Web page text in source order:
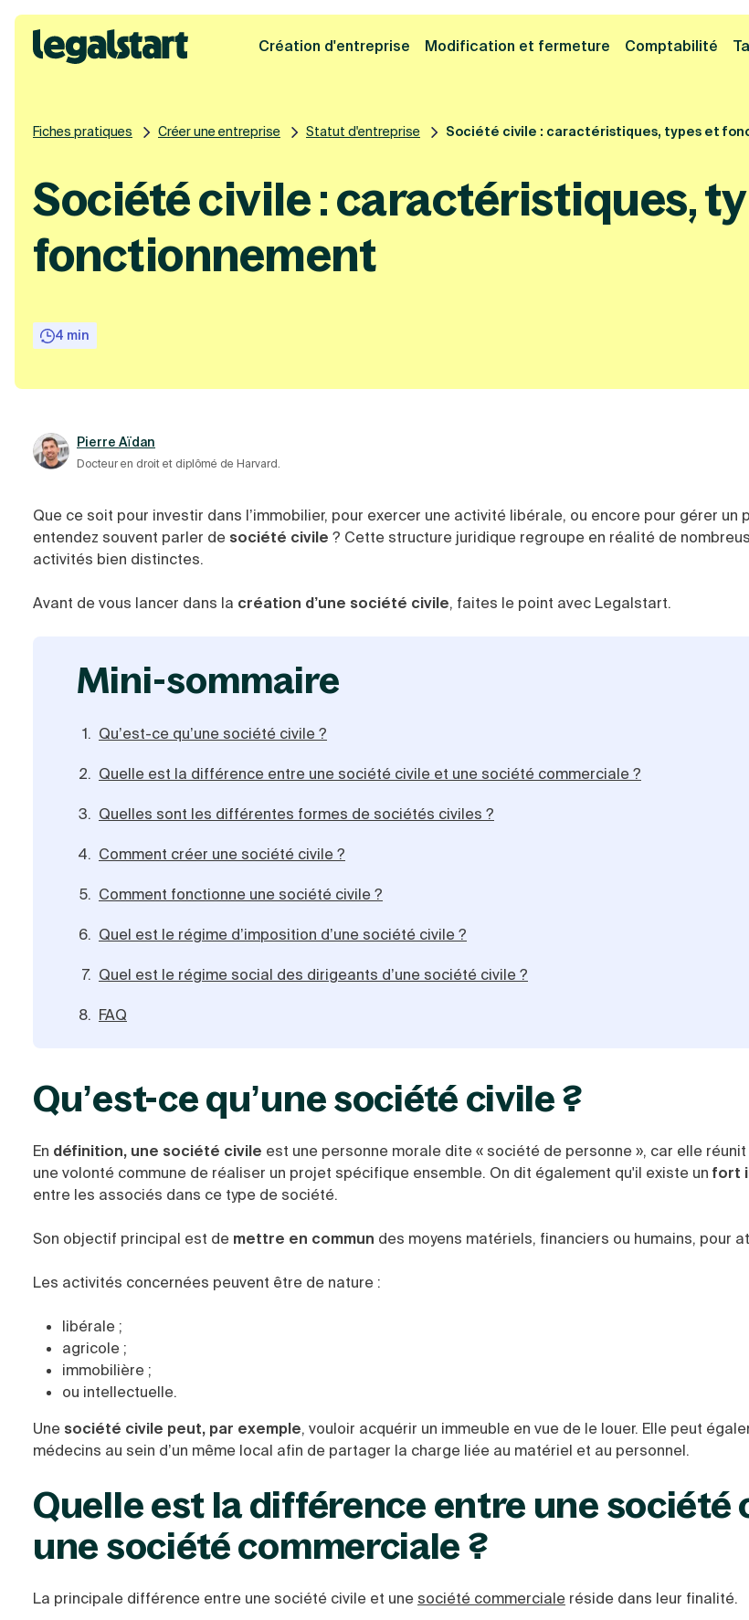
Cliquez ici pour reprendre votre démarche
Legalstart
Création d'entreprise Modification et fermeture Comptabilité
Fiches pratiques Créer une entreprise Statut d'entreprise Société civile : caractéristiques, types et
Société civile : caractéristiques,
fonctionnement
4 min
Pierre Aïdan
Docteur en droit et diplômé de Harvard.
Que ce soit pour investir dans l’immobilier, pour exercer une activité libérale, ou encore pour gérer un
entendez souvent parler de société civile ? Cette structure juridique regroupe en réalité de
activités bien distinctes.
Avant de vous lancer dans la création d’une société civile, faites le point avec Legalstart.
mini-sommaire
Qu’est-ce qu’une société civile ?
Quelle est la différence entre une société civile et une société commerciale ?
Quelles sont les différentes formes de sociétés civiles ?
Comment créer une société civile ?
Comment fonctionne une société civile ?
Quel est le régime d’imposition d’une société civile ?
Quel est le régime social des dirigeants d’une société civile ?
FAQ
Qu’est-ce qu’une société civile ?
En définition, une société civile est une personne morale dite « société de personne », car elle
une volonté commune de réaliser un projet spécifique ensemble. On dit également qu'il existe un fort
entre les associés dans ce type de société.
Son objectif principal est de mettre en commun des moyens matériels, financiers ou humains, pour
Les activités concernées peuvent être de nature :
libérale ;
agricole ;
immobilière ;
ou intellectuelle.
Une société civile peut, par exemple, vouloir acquérir un immeuble en vue de le louer. Elle peut
médecins au sein d’un même local afin de partager la charge liée au matériel et au personnel.
Quelle est la différence entre une société
une société commerciale ?
La principale différence entre une société civile et une société commerciale réside dans leur finalité.